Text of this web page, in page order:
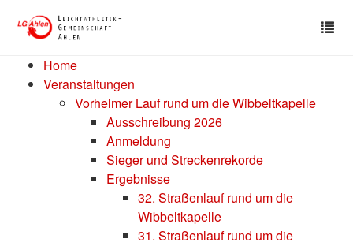
content
Home
Veranstaltungen
Vorhelmer Lauf rund um die Wibbeltkapelle
Ausschreibung 2026
Anmeldung
Sieger und Streckenrekorde
Ergebnisse
32. Straßenlauf rund um die
Wibbeltkapelle
31. Straßenlauf rund um die